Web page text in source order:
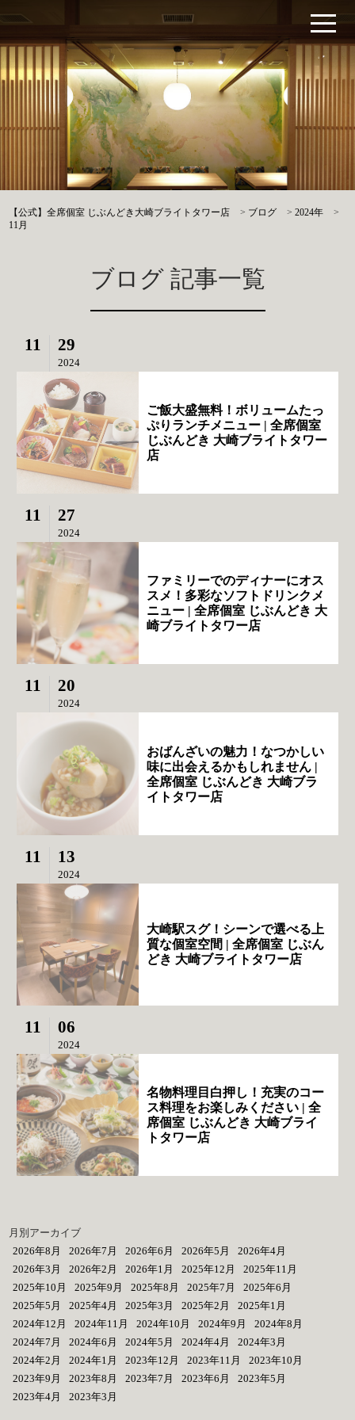
【公式】全席個室 じぶんどき大崎ブライトタワー店 > ブログ >2024年
>
11月
ブログ 記事一覧
11 29
2024
ご飯大盛無料！ボリュームたっ
ぷりランチメニュー | 全席個室
じぶんどき 大崎ブライトタワー
店
11 27
2024
ファミリーでのディナーにオス
スメ！多彩なソフトドリンクメ
ニュー | 全席個室 じぶんどき 大
崎ブライトタワー店
11 20
2024
おばんざいの魅力！なつかしい
味に出会えるかもしれません |
全席個室 じぶんどき 大崎ブラ
イトタワー店
11 13
2024
大崎駅スグ！シーンで選べる上
質な個室空間 | 全席個室 じぶん
どき 大崎ブライトタワー店
11 06
2024
名物料理目白押し！充実のコー
ス料理をお楽しみください | 全
席個室 じぶんどき 大崎ブライ
トタワー店
月別アーカイブ
2026年8月
2026年7月 2026年6月 2026年5月
2026年4月
2026年3月
2026年2月 2026年1月 2025年12月
2025年11月
2025年10月
2025年9月 2025年8月 2025年7月
2025年6月
2025年5月
2025年4月 2025年3月 2025年2月
2025年1月
2024年12月
2024年11月 2024年10月 2024年9月
2024年8月
2024年7月
2024年6月 2024年5月 2024年4月
2024年3月
2024年2月
2024年1月 2023年12月 2023年11月
2023年10月
2023年9月
2023年8月 2023年7月 2023年6月
2023年5月
2023年4月
2023年3月